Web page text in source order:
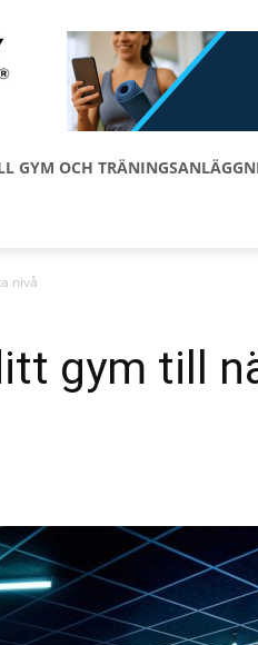
GYM OCH
nivå
gym till